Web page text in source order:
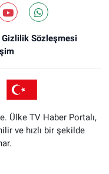
Gizlilik Sözleşmesi
Ülke TV Haber Portalı,
ve hızlı bir şekilde